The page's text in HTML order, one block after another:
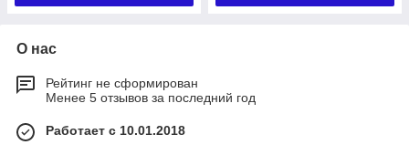
О нас
Рейтинг не сформирован
Менее 5 отзывов за последний год
Работает с 10.01.2018